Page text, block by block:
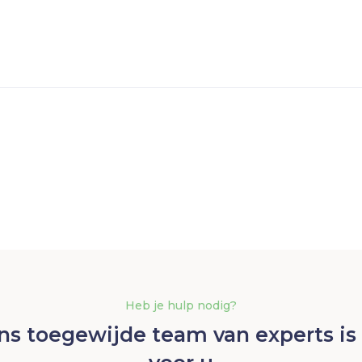
Heb je hulp nodig?
toegewijde team van experts is